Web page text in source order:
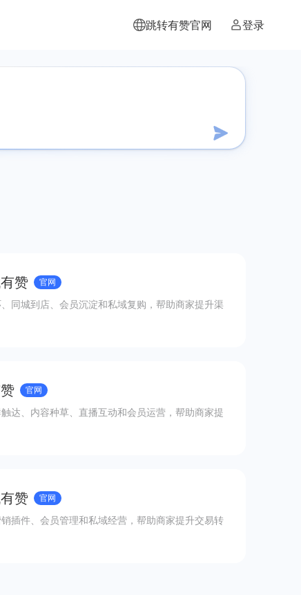
跳转有赞官网 登录
赞 官网
同城到店、会员沉淀和私域复购，帮助商家提升渠
官网
达、内容种草、直播互动和会员运营，帮助商家提
赞 官网
插件、会员管理和私域经营，帮助商家提升交易转